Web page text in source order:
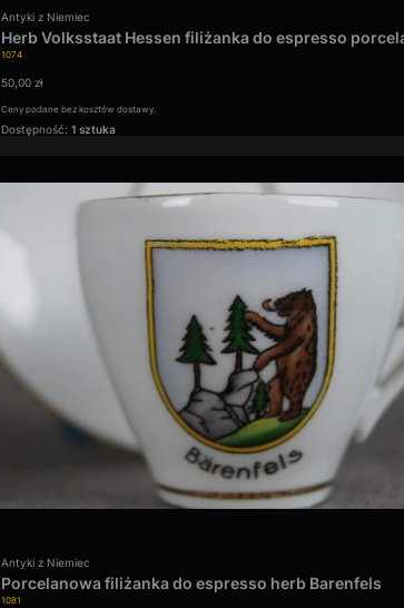
Kod produktu
1074
Herb Volksstaat Hessen filiżanka do espresso
Schumann
Producent
Antyki z Niemiec
Cena
50,00 zł
Ceny podane bez kosztów dostawy.
Dostępność: 1 sztuka
Kod produktu
1081
Porcelanowa filiżanka do espresso herb Barenfels
Producent
Antyki z Niemiec